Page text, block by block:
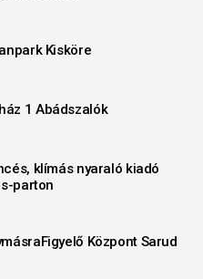
Kisköre
1 Abádszalók
klímás nyaraló kiadó
parton
Központ Sarud